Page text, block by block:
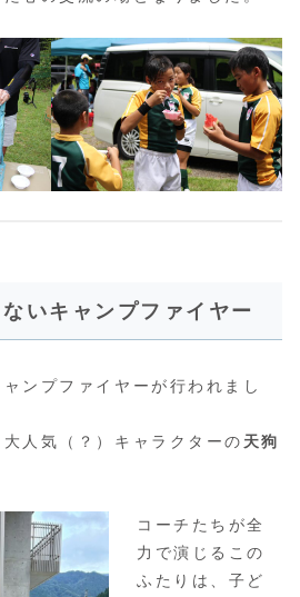
いキャンプファイヤー
ンプファイヤーが行われまし
人気（？）キャラクターの 天狗
コーチたちが全
力で演じるこの
ふたりは、子ど